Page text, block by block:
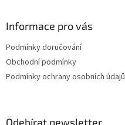
Informace pro vás
Podmínky doručování
Obchodní podmínky
Podmínky ochrany osobních údajů
Odebírat newsletter